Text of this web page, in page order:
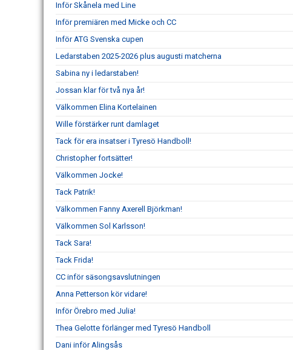
Inför Skånela med Line
Inför premiären med Micke och CC
Inför ATG Svenska cupen
Ledarstaben 2025-2026 plus augusti matcherna
Sabina ny i ledarstaben!
Jossan klar för två nya år!
Välkommen Elina Kortelainen
Wille förstärker runt damlaget
Tack för era insatser i Tyresö Handboll!
Christopher fortsätter!
Välkommen Jocke!
Tack Patrik!
Välkommen Fanny Axerell Björkman!
Välkommen Sol Karlsson!
Tack Sara!
Tack Frida!
CC inför säsongsavslutningen
Anna Petterson kör vidare!
Inför Örebro med Julia!
Thea Gelotte förlänger med Tyresö Handboll
Dani inför Alingsås